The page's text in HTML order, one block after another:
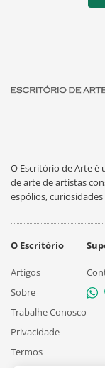
O Escritório de Arte é
de arte de artistas
espólios,
O Escritório
Artigos
Sobre
Trabalhe Conosco
Privacidade
Termos